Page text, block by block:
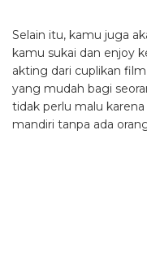
Selain itu, kamu juga
kamu sukai dan enjoy
akting dari cuplikan
yang mudah bagi
tidak perlu malu
mandiri tanpa ada